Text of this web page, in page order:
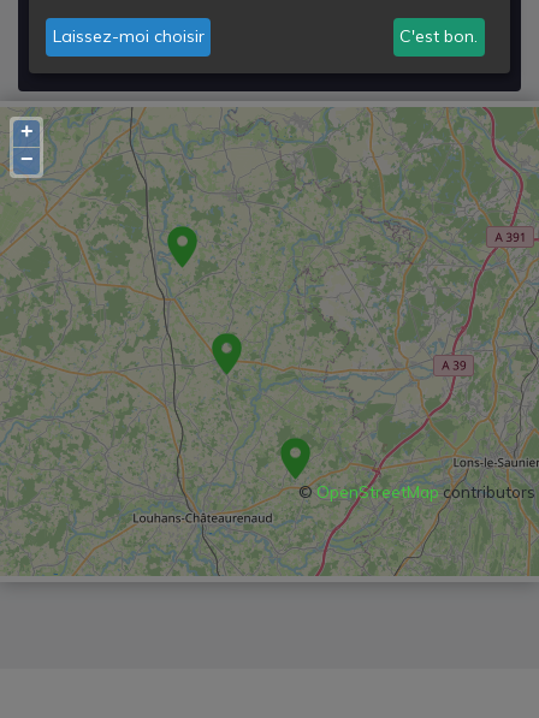
Voir les détails de la
+
−
©OpenStreetMapcontributors
Laissez-moi choisir C'est bon.